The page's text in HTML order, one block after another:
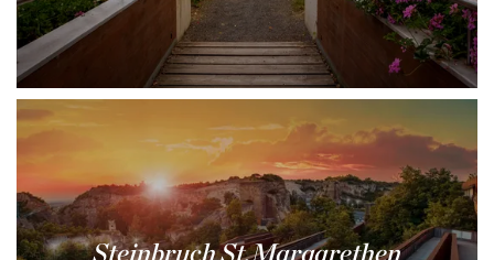
Steinbruch St.Margarethen